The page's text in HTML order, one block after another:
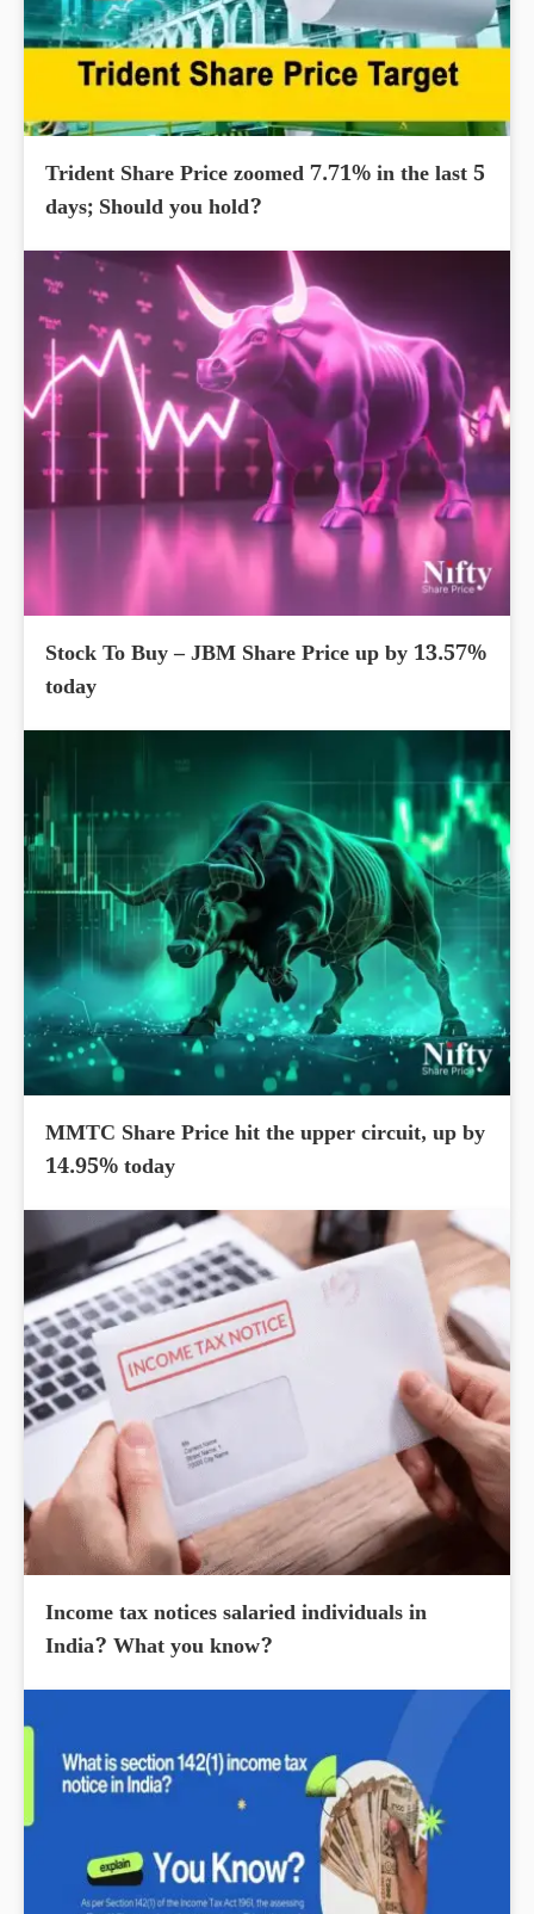
Trident Share Price zoomed 7.71% in the last 5
days; Should you hold?
Stock To Buy – JBM Share Price up by 13.57%
today
MMTC Share Price hit the upper circuit, up by
14.95% today
Income tax notices salaried individuals in
India? What you know?